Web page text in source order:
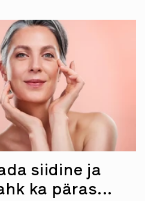
siidine ja
ka päras...